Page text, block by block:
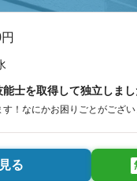
士を取得して独立しまし
！なにかお困りごとがござ
る